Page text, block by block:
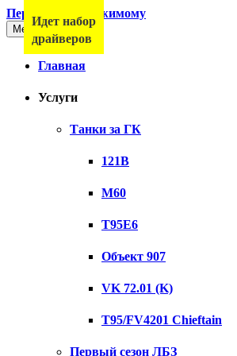
Перейти к содержимому
Меню
Главная
Услуги
Танки за ГК
121B
M60
T95E6
Объект 907
VK 72.01 (K)
T95/FV4201 Chieftain
Первый сезон ЛБЗ
Идет набор
драйверов